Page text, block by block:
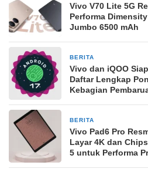
Vivo V70 Lite 5G
Performa
Jumbo 6500 mAh
BERITA
Vivo dan iQOO
Daftar Lengkap
Kebagian
BERITA
Vivo Pad6 Pro
Layar 4K dan
5 untuk Performa